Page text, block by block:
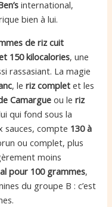
international,
bien à lui.
de riz cuit
150 kilocalories, une
rassasiant. La magie
, leriz complet et les
Camargue ou leriz
qui fond sous la
sauces, compte 130 à
ou complet, plus
moins
pour 100 grammes,
du groupe B : c’est